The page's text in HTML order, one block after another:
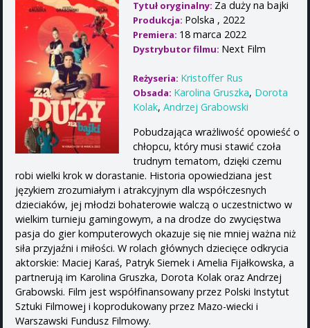
Tytuł oryginalny: Za duży na bajki
Produkcja: Polska , 2022
Premiera: 18 marca 2022
Dystrybutor filmu: Next Film
Reżyseria: Kristoffer Rus
Obsada: Karolina Gruszka, Dorota
Kolak, Andrzej Grabowski
Pobudzająca wrażliwość opowieść o
chłopcu, który musi stawić czoła
trudnym tematom, dzięki czemu
robi wielki krok w dorastanie. Historia opowiedziana jest
językiem zrozumiałym i atrakcyjnym dla współczesnych
dzieciaków, jej młodzi bohaterowie walczą o uczestnictwo w
wielkim turnieju gamingowym, a na drodze do zwycięstwa
pasja do gier komputerowych okazuje się nie mniej ważna niż
siła przyjaźni i miłości. W rolach głównych dziecięce odkrycia
aktorskie: Maciej Karaś, Patryk Siemek i Amelia Fijałkowska, a
partnerują im Karolina Gruszka, Dorota Kolak oraz Andrzej
Grabowski. Film jest współfinansowany przez Polski Instytut
Sztuki Filmowej i koprodukowany przez Mazo-wiecki i
Warszawski Fundusz Filmowy.